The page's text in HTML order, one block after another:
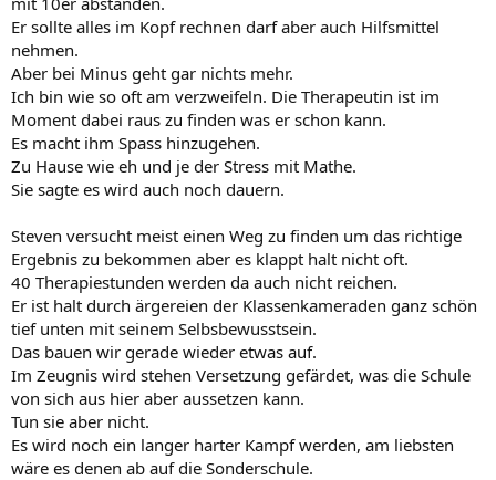
Er sollte alles im Kopf rechnen darf aber auch Hilfsmittel
nehmen.
Aber bei Minus geht gar nichts mehr.
Ich bin wie so oft am verzweifeln. Die Therapeutin ist im
Moment dabei raus zu finden was er schon kann.
Es macht ihm Spass hinzugehen.
Zu Hause wie eh und je der Stress mit Mathe.
Sie sagte es wird auch noch dauern.
Steven versucht meist einen Weg zu finden um das richtige
Ergebnis zu bekommen aber es klappt halt nicht oft.
40 Therapiestunden werden da auch nicht reichen.
Er ist halt durch ärgereien der Klassenkameraden ganz schön
tief unten mit seinem Selbsbewusstsein.
Das bauen wir gerade wieder etwas auf.
Im Zeugnis wird stehen Versetzung gefärdet, was die Schule
von sich aus hier aber aussetzen kann.
Tun sie aber nicht.
Es wird noch ein langer harter Kampf werden, am liebsten
wäre es denen ab auf die Sonderschule.